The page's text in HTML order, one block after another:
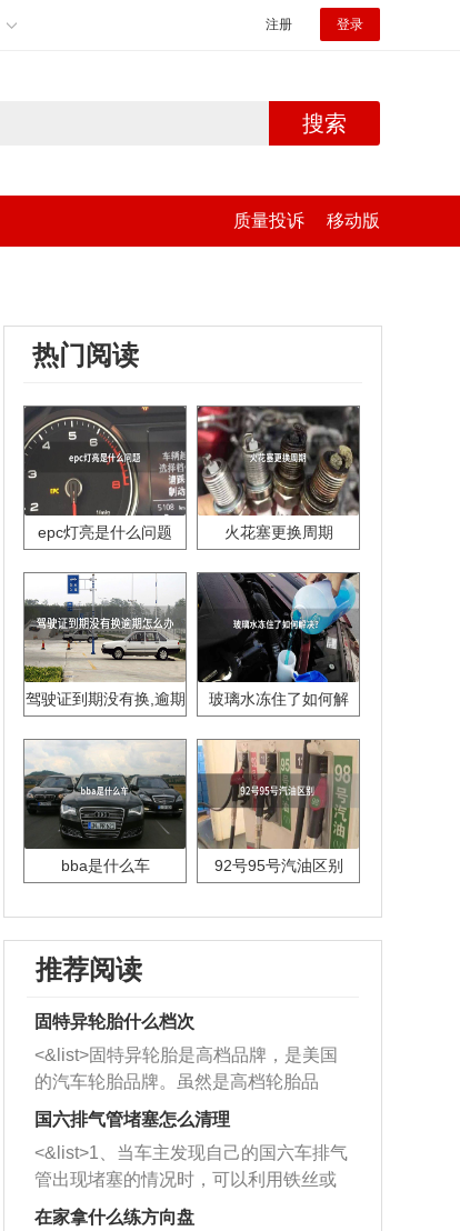
注册 登录
搜索
质量投诉 移动版
热门阅读
epc灯亮是什么问题 火花塞更换周期
驾驶证到期没有换,逾期
玻璃水冻住了如何解
bba是什么车 92号95号汽油区别
推荐阅读
固特异轮胎什么档次
<&list>固特异轮胎是高档品牌，是美国
的汽车轮胎品牌。虽然是高档轮胎品
牌，但是中高低端的轮胎都有生产，这
也是为了更好的开拓市场。
国六排气管堵塞怎么清理
<&list>1、当车主发现自己的国六车排气
管出现堵塞的情况时，可以利用铁丝或
者是细棍，直接将杂物给取出来，如果
在家拿什么练方向盘